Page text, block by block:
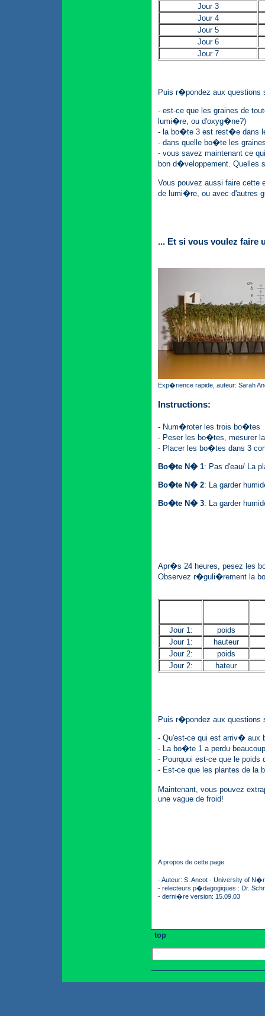
Jour 3
Jour 4
Jour 5
Jour 6
Jour 7
Puis r�pondez aux questions
- est-ce que les graines de
lumi�re, ou d'oxyg�ne?)
- la bo�te 3 est rest�e dans
- dans quelle bo�te les
- vous savez maintenant ce
bon d�veloppement. Quelles
Vous pouvez aussi faire
de lumi�re, ou avec d'autres
... Et si vous voulez faire
Exp�rience rapide, auteur: Sarah
Instructions:
- Num�roter les trois bo�tes
- Peser les bo�tes, mesurer
- Placer les bo�tes dans 3
Bo�te N� 1: Pas d'eau/ La
Bo�te N� 2: La garder
Bo�te N� 3: La garder
Apr�s 24 heures, pesez les
Observez r�guli�rement la
Jour 1:
poids
Jour 1:
hauteur
Jour 2:
poids
Jour 2:
hateur
Puis r�pondez aux questions
- Qu'est-ce qui est arriv� aux
- La bo�te 1 a perdu
- Pourquoi est-ce que le
- Est-ce que les plantes de la
Maintenant, vous pouvez
une vague de froid!
A propos de cette page:
- Auteur: S. Ancot - University of
- relecteurs p�dagogiques : Dr.
- derni�re version: 15.09.03
top